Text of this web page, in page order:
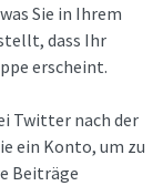
Sie in Ihrem
dass Ihr
erscheint.
Twitter nach der
ein Konto, um zu
Beiträge